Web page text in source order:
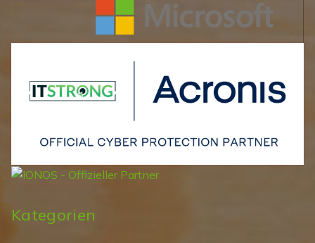
Kategorien